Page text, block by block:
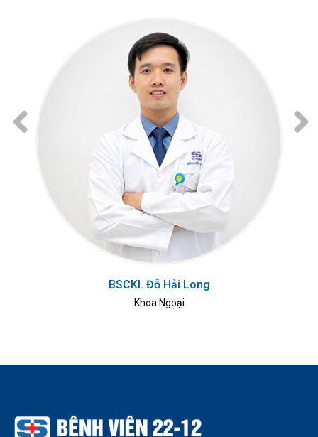
BSCKI. Đỗ Hải Long
Khoa Ngoại